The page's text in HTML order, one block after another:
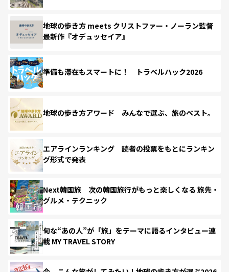
地球の歩き方 meets クリストファー・ノーラン監督
最新作『オデュッセイア』
準備も滞在もスマートに！ トラベルハック2026
地球の歩き方アワード みんなで選ぶ、旅のベスト。
エアラインランキング 読者の投票をもとにランキン
グ形式で発表
Next韓国旅 次の韓国旅行がもっと楽しくなる 旅先・
グルメ・テクニック
旬な“あの人”が「旅」をテーマに語るインタビュー連
載 MY TRAVEL STORY